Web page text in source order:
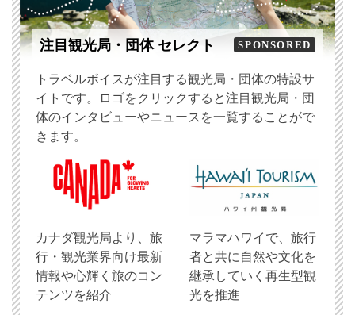
注目観光局・団体 セレクト SPONSORED
トラベルボイスが注目する観光局・団体の特設サ
イトです。ロゴをクリックすると注目観光局・団
体のインタビューやニュースを一覧することがで
きます。
​カナダ観光局より、旅
行・観光業界向け最新
情報や心輝く旅のコン
テンツを紹介
マラマハワイで、旅行
者と共に自然や文化を
継承していく再生型観
光を推進